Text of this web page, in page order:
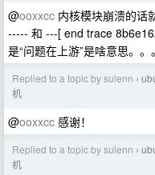
@ooxxcc 内核模块崩溃的话
----- 和 ---[ end trace
是“问题在上游”是啥意思。。。
Replied to a topic by sulenn ›
机
@ooxxcc 感谢！
Replied to a topic by sulenn ›
机